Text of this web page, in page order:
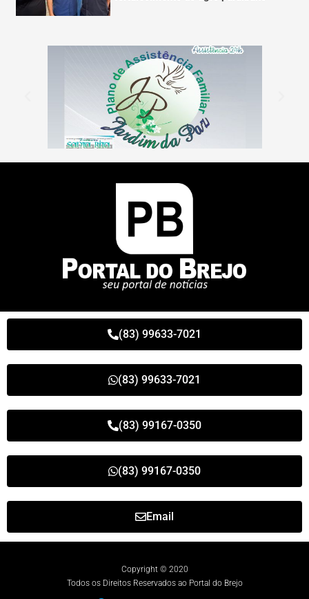
(83) 99633-7021
(83) 99633-7021
(83) 99167-0350
(83) 99167-0350
Email
Copyright © 2020
Todos os Direitos Reservados ao Portal do Brejo